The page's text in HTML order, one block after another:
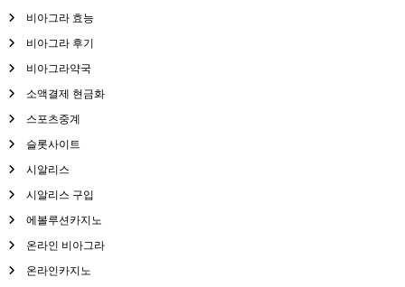
비아그라 효능
비아그라 후기
비아그라약국
소액결제 현금화
스포츠중계
슬롯사이트
시알리스
시알리스 구입
에볼루션카지노
온라인 비아그라
온라인카지노